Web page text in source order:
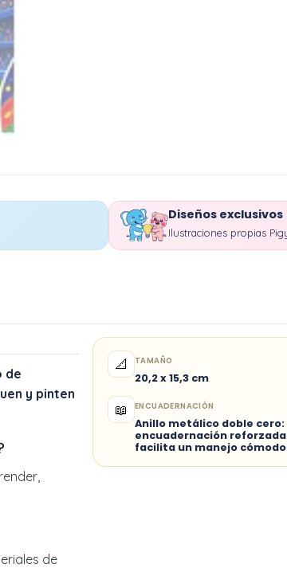
Diseños exclusivos
Ilustraciones propias
de
y pinten
de
📐 TAMAÑO
20,2 x 15,3 cm
📖 ENCUADERNACIÓN
Anillo metálico doble cero:
encuadernación
facilita un manejo cómodo